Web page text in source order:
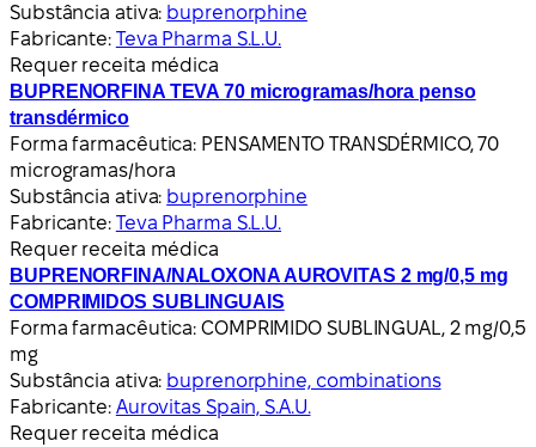
Substância ativa: buprenorphine
Fabricante: Teva Pharma S.L.U.
Requer receita médica
BUPRENORFINA TEVA 70 microgramas/hora penso
transdérmico
Forma farmacêutica: PENSAMENTO TRANSDÉRMICO, 70
microgramas/hora
Substância ativa: buprenorphine
Fabricante: Teva Pharma S.L.U.
Requer receita médica
BUPRENORFINA/NALOXONA AUROVITAS 2 mg/0,5 mg
COMPRIMIDOS SUBLINGUAIS
Forma farmacêutica: COMPRIMIDO SUBLINGUAL, 2 mg/0,5
mg
Substância ativa: buprenorphine, combinations
Fabricante: Aurovitas Spain, S.A.U.
Requer receita médica